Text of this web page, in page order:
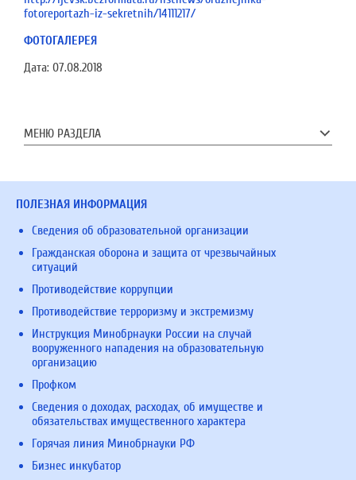
fotoreportazh-iz-sekretnih/14111217/
ФОТОГАЛЕРЕЯ
Дата: 07.08.2018
МЕНЮ РАЗДЕЛА
ПОЛЕЗНАЯ ИНФОРМАЦИЯ
Сведения об образовательной организации
Гражданская оборона и защита от чрезвычайных
ситуаций
Противодействие коррупции
Противодействие терроризму и экстремизму
Инструкция Минобрнауки России на случай
вооруженного нападения на образовательную
организацию
Профком
Сведения о доходах, расходах, об имуществе и
обязательствах имущественного характера
Горячая линия Минобрнауки РФ
Бизнес инкубатор